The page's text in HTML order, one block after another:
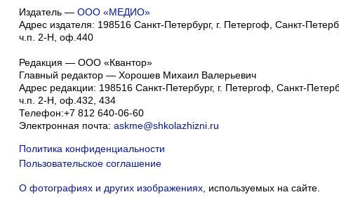
Издатель — ООО «МЕДИО»
Адрес издателя: 198516 Санкт-Петербург, г. Петергоф, Санкт-
ч.п. 2-Н, оф.440
Редакция — ООО «Квантор»
Главный редактор — Хорошев Михаил Валерьевич
Адрес редакции: 198516 Санкт-Петербург, г. Петергоф Санкт-
ч.п. 2-Н, оф.432, 434
Телефон:+7 812 640-06-60
Электронная почта: askme@shkolazhizni.ru
Политика конфиденциальности
Пользовательское соглашение
О фотографиях и других изображениях, используемых на сайте.